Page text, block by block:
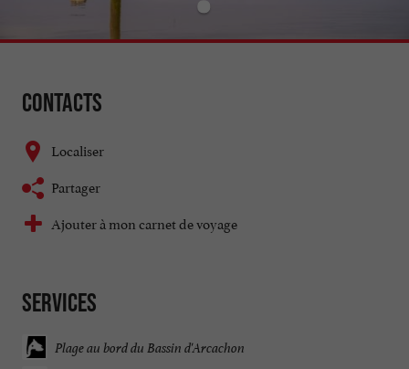
Contacts
Localiser
Partager
Ajouter à mon carnet de voyage
Services
Plage au bord du Bassin d'Arcachon